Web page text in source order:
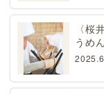
〈桜
うめ